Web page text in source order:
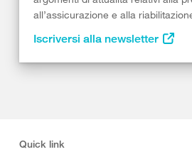
all’assicurazione e alla
Iscriversi alla newsletter
Quick link